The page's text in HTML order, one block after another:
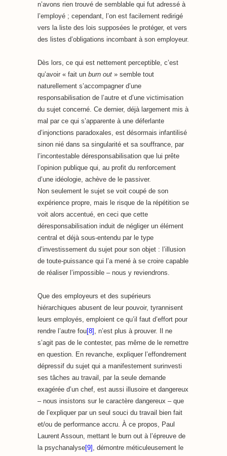
n’avons rien trouvé de semblable qui fut adressé à
l’employé ; cependant, l’on est facilement redirigé
vers la liste des lois supposées le protéger, et vers
des listes d’obligations incombant à son employeur.
Dès lors, ce qui est nettement perceptible, c’est
qu’avoir « fait un burn out » semble tout
naturellement s’accompagner d’une
responsabilisation de l’autre et d’une victimisation
du sujet concerné. Ce dernier, déjà largement mis à
mal par ce qui s’apparente à une déferlante
d’injonctions paradoxales, est désormais infantilisé
sinon nié dans sa singularité et sa souffrance, par
l’incontestable déresponsabilisation que lui prête
l’opinion publique qui, au profit du renforcement
d’une idéologie, achève de le passiver.
Non seulement le sujet se voit coupé de son
expérience propre, mais le risque de la répétition se
voit alors accentué, en ceci que cette
déresponsabilisation induit de négliger un élément
central et déjà sous-entendu par le type
d’investissement du sujet pour son objet : l’illusion
de toute-puissance qui l’a mené à se croire capable
de réaliser l’impossible – nous y reviendrons.
Que des employeurs et des supérieurs
hiérarchiques abusent de leur pouvoir, tyrannisent
leurs employés, emploient ce qu’il faut d’effort pour
rendre l’autre fou[8] , n’est plus à prouver. Il ne
s’agit pas de le contester, pas même de le remettre
en question. En revanche, expliquer l’effondrement
dépressif du sujet qui a manifestement surinvesti
ses tâches au travail, par la seule demande
exagérée d’un chef, est aussi illusoire et dangereux
– nous insistons sur le caractère dangereux – que
de l’expliquer par un seul souci du travail bien fait
et/ou de performance accru. À ce propos, Paul
Laurent Assoun, mettant le burn out à l’épreuve de
la psychanalyse[9] , démontre méticuleusement le